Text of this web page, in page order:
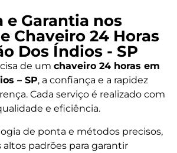
e Garantia nos
Chaveiro 24 Horas
Dos Índios - SP
de um chaveiro 24 horas em
– SP, a confiança e a rapidez
Cada serviço é realizado com
e eficiência.
de ponta e métodos precisos,
padrões para garantir